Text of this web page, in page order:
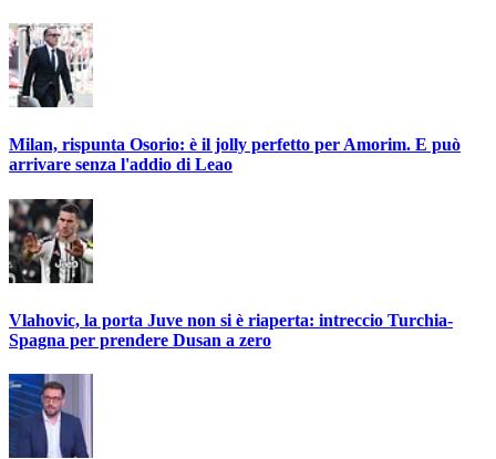
Milan, rispunta Osorio: è il jolly perfetto per Amorim. E può
arrivare senza l'addio di Leao
Vlahovic, la porta Juve non si è riaperta: intreccio Turchia-
Spagna per prendere Dusan a zero